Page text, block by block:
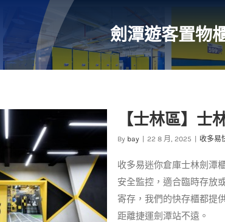
劍潭遊客置物
【士林區】士
By bay 22 8 月, 2025 收多易
收多易迷你倉庫士林劍潭
安全監控，適合臨時存放
寄存，我們的快存櫃都提
距離捷運劍潭站不遠。